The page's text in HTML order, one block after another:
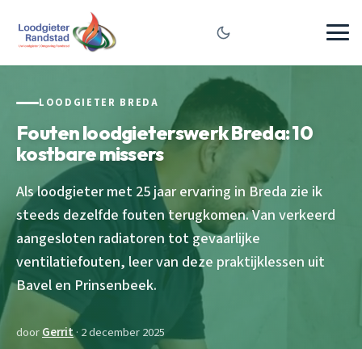
LOODGIETER BREDA
Fouten loodgieterswerk Breda: 10
kostbare missers
Als loodgieter met 25 jaar ervaring in Breda zie ik
steeds dezelfde fouten terugkomen. Van verkeerd
aangesloten radiatoren tot gevaarlijke
ventilatiefouten, leer van deze praktijklessen uit
Bavel en Prinsenbeek.
doorGerrit· 2 december 2025